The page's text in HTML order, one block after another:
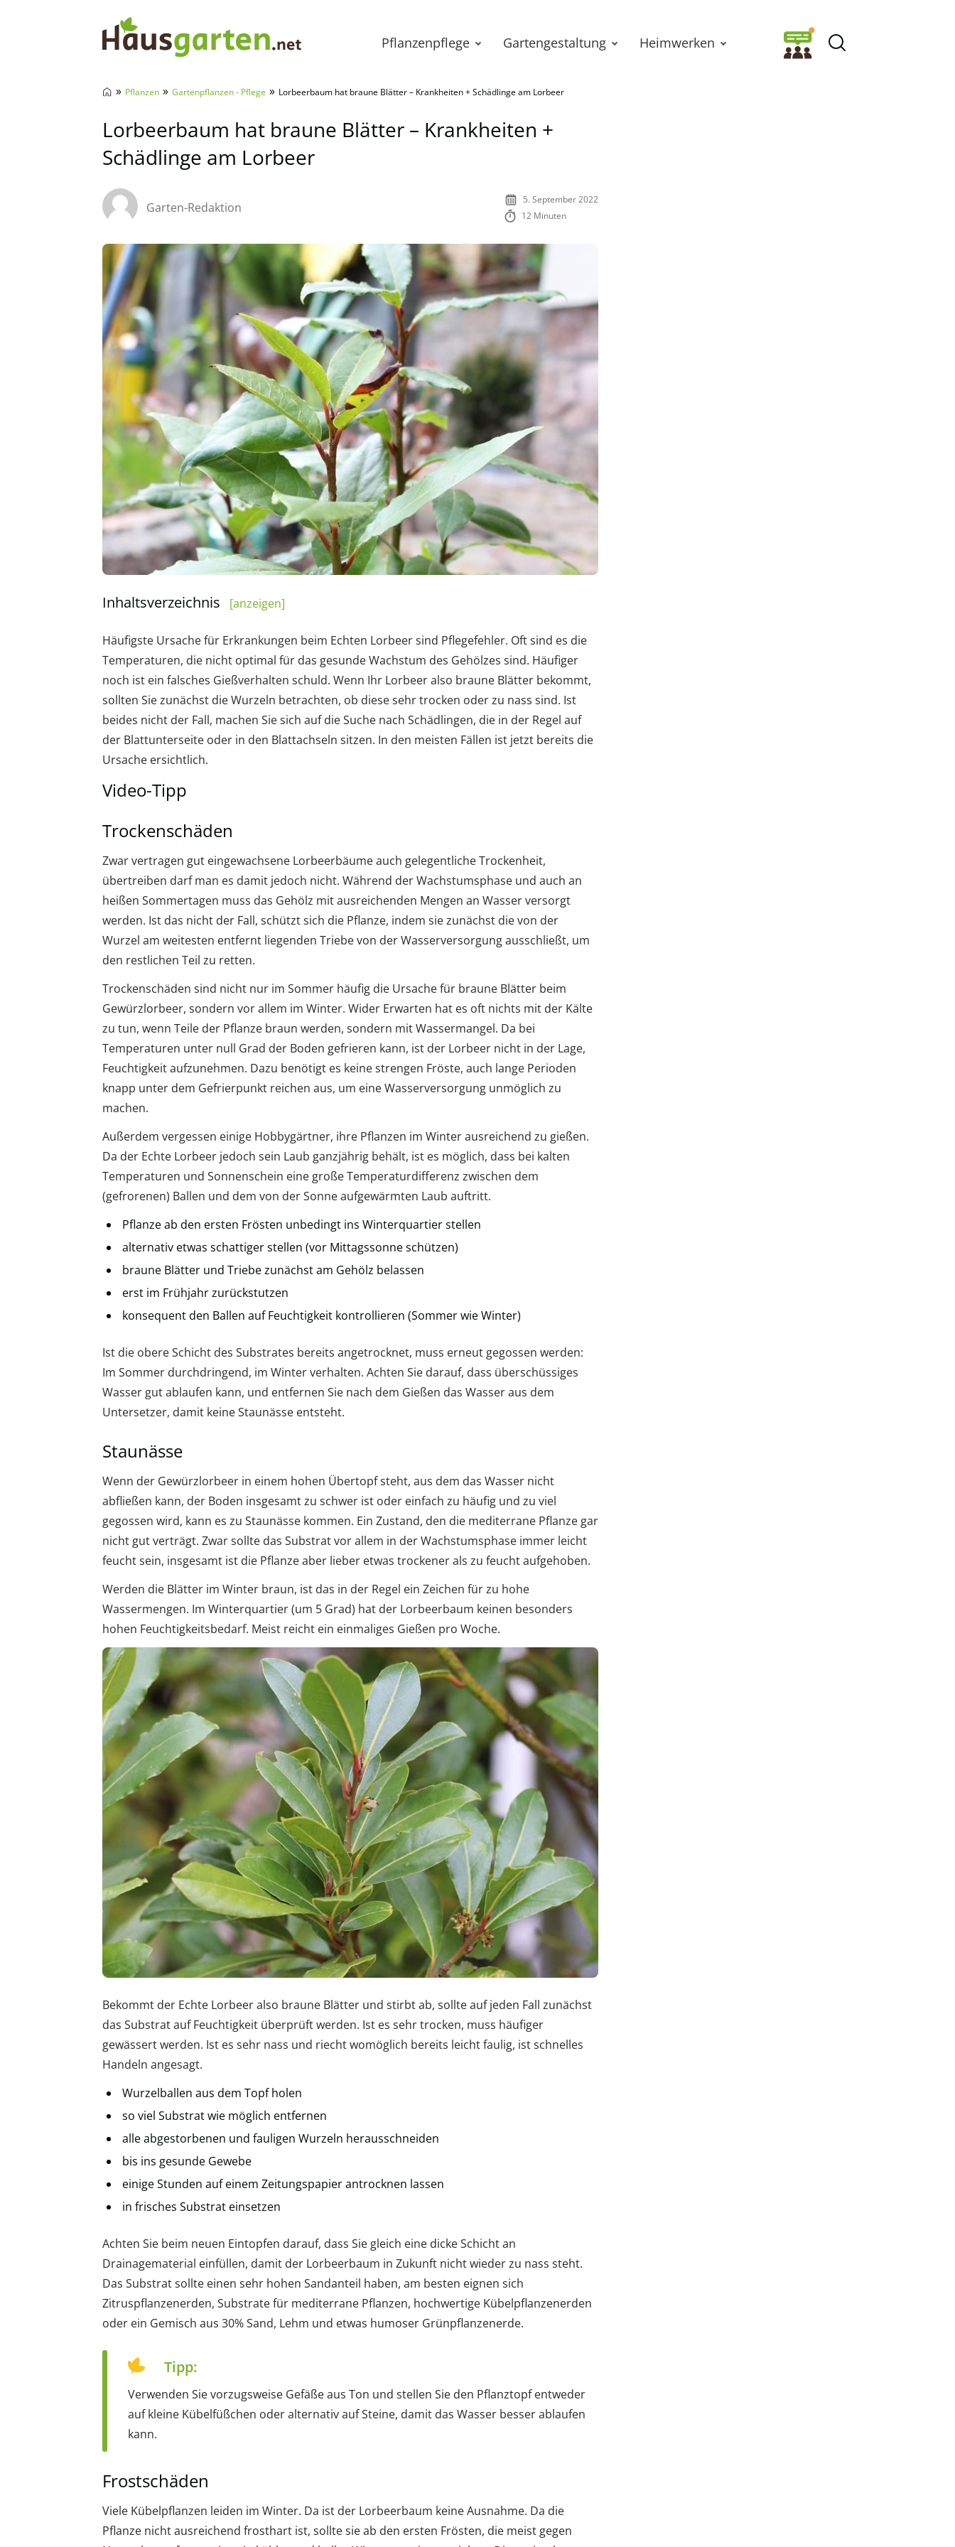
Pflanzenpflege Gartengestaltung Heimwerken
» Pflanzen » Gartenpflanzen - Pflege » Lorbeerbaum hat braune Blätter – Krankheiten + Schädlinge am Lorbeer
Lorbeerbaum hat braune Blätter – Krankheiten +
Schädlinge am Lorbeer
Garten-Redaktion
5. September 2022
12 Minuten
Inhaltsverzeichnis [anzeigen]
Häufigste Ursache für Erkrankungen beim Echten Lorbeer sind Pflegefehler. Oft sind es die
Temperaturen, die nicht optimal für das gesunde Wachstum des Gehölzes sind. Häufiger
noch ist ein falsches Gießverhalten schuld. Wenn Ihr Lorbeer also braune Blätter bekommt,
sollten Sie zunächst die Wurzeln betrachten, ob diese sehr trocken oder zu nass sind. Ist
beides nicht der Fall, machen Sie sich auf die Suche nach Schädlingen, die in der Regel auf
der Blattunterseite oder in den Blattachseln sitzen. In den meisten Fällen ist jetzt bereits die
Ursache ersichtlich.
Video-Tipp
Trockenschäden
Zwar vertragen gut eingewachsene Lorbeerbäume auch gelegentliche Trockenheit,
übertreiben darf man es damit jedoch nicht. Während der Wachstumsphase und auch an
heißen Sommertagen muss das Gehölz mit ausreichenden Mengen an Wasser versorgt
werden. Ist das nicht der Fall, schützt sich die Pflanze, indem sie zunächst die von der
Wurzel am weitesten entfernt liegenden Triebe von der Wasserversorgung ausschließt, um
den restlichen Teil zu retten.
Trockenschäden sind nicht nur im Sommer häufig die Ursache für braune Blätter beim
Gewürzlorbeer, sondern vor allem im Winter. Wider Erwarten hat es oft nichts mit der Kälte
zu tun, wenn Teile der Pflanze braun werden, sondern mit Wassermangel. Da bei
Temperaturen unter null Grad der Boden gefrieren kann, ist der Lorbeer nicht in der Lage,
Feuchtigkeit aufzunehmen. Dazu benötigt es keine strengen Fröste, auch lange Perioden
knapp unter dem Gefrierpunkt reichen aus, um eine Wasserversorgung unmöglich zu
machen.
Außerdem vergessen einige Hobbygärtner, ihre Pflanzen im Winter ausreichend zu gießen.
Da der Echte Lorbeer jedoch sein Laub ganzjährig behält, ist es möglich, dass bei kalten
Temperaturen und Sonnenschein eine große Temperaturdifferenz zwischen dem
(gefrorenen) Ballen und dem von der Sonne aufgewärmten Laub auftritt.
Pflanze ab den ersten Frösten unbedingt ins Winterquartier stellen
alternativ etwas schattiger stellen (vor Mittagssonne schützen)
braune Blätter und Triebe zunächst am Gehölz belassen
erst im Frühjahr zurückstutzen
konsequent den Ballen auf Feuchtigkeit kontrollieren (Sommer wie Winter)
Ist die obere Schicht des Substrates bereits angetrocknet, muss erneut gegossen werden:
Im Sommer durchdringend, im Winter verhalten. Achten Sie darauf, dass überschüssiges
Wasser gut ablaufen kann, und entfernen Sie nach dem Gießen das Wasser aus dem
Untersetzer, damit keine Staunässe entsteht.
Staunässe
Wenn der Gewürzlorbeer in einem hohen Übertopf steht, aus dem das Wasser nicht
abfließen kann, der Boden insgesamt zu schwer ist oder einfach zu häufig und zu viel
gegossen wird, kann es zu Staunässe kommen. Ein Zustand, den die mediterrane Pflanze gar
nicht gut verträgt. Zwar sollte das Substrat vor allem in der Wachstumsphase immer leicht
feucht sein, insgesamt ist die Pflanze aber lieber etwas trockener als zu feucht aufgehoben.
Werden die Blätter im Winter braun, ist das in der Regel ein Zeichen für zu hohe
Wassermengen. Im Winterquartier (um 5 Grad) hat der Lorbeerbaum keinen besonders
hohen Feuchtigkeitsbedarf. Meist reicht ein einmaliges Gießen pro Woche.
Bekommt der Echte Lorbeer also braune Blätter und stirbt ab, sollte auf jeden Fall zunächst
das Substrat auf Feuchtigkeit überprüft werden. Ist es sehr trocken, muss häufiger
gewässert werden. Ist es sehr nass und riecht womöglich bereits leicht faulig, ist schnelles
Handeln angesagt.
Wurzelballen aus dem Topf holen
so viel Substrat wie möglich entfernen
alle abgestorbenen und fauligen Wurzeln herausschneiden
bis ins gesunde Gewebe
einige Stunden auf einem Zeitungspapier antrocknen lassen
in frisches Substrat einsetzen
Achten Sie beim neuen Eintopfen darauf, dass Sie gleich eine dicke Schicht an
Drainagematerial einfüllen, damit der Lorbeerbaum in Zukunft nicht wieder zu nass steht.
Das Substrat sollte einen sehr hohen Sandanteil haben, am besten eignen sich
Zitruspflanzenerden, Substrate für mediterrane Pflanzen, hochwertige Kübelpflanzenerden
oder ein Gemisch aus 30% Sand, Lehm und etwas humoser Grünpflanzenerde.
Tipp:
Verwenden Sie vorzugsweise Gefäße aus Ton und stellen Sie den Pflanztopf entweder
auf kleine Kübelfüßchen oder alternativ auf Steine, damit das Wasser besser ablaufen
kann.
Frostschäden
Viele Kübelpflanzen leiden im Winter. Da ist der Lorbeerbaum keine Ausnahme. Da die
Pflanze nicht ausreichend frosthart ist, sollte sie ab den ersten Frösten, die meist gegen